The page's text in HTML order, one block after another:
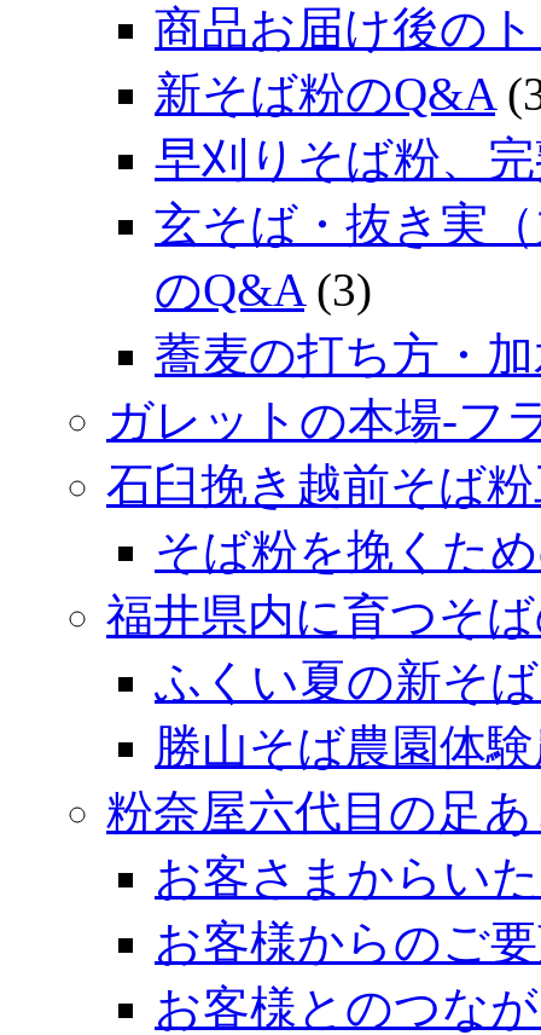
商品お届け後の
新そば粉のQ&A
早刈りそば粉、
玄そば・抜き実
のQ&A (3)
蕎麦の打ち方・
ガレットの本場‐フ
石臼挽き越前そば
そば粉を挽くた
福井県内に育つそ
ふくい夏の新そ
勝山そば農園体
粉奈屋六代目の足
お客さまからい
お客様からのご
お客様とのつな